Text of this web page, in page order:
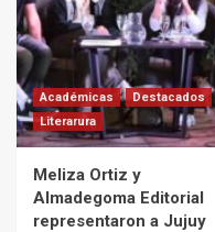
Académicas
Destacados
Literarura
Meliza Ortiz y
Almadegoma Editorial
representaron a Jujuy